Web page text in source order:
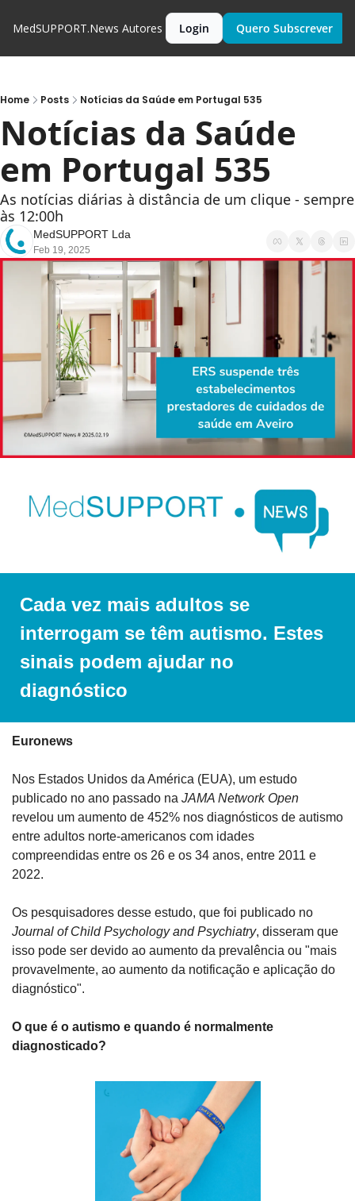
MedSUPPORT.News Autores Login Quero Subscrever
Home Posts Notícias da Saúde em Portugal 535
Notícias da Saúde
em Portugal 535
As notícias diárias à distância de um clique - sempre
às 12:00h
MedSUPPORT Lda
Feb 19, 2025
Cada vez mais adultos se
interrogam se têm autismo. Estes
sinais podem ajudar no
diagnóstico
Euronews
Nos Estados Unidos da América (EUA), um estudo
publicado no ano passado na JAMA Network Open
revelou um aumento de 452% nos diagnósticos de autismo
entre adultos norte-americanos com idades
compreendidas entre os 26 e os 34 anos, entre 2011 e
2022.
Journal of Child Psychology and Psychiatry, disseram que
isso pode ser devido ao aumento da prevalência ou "mais
provavelmente, ao aumento da notificação e aplicação do
diagnóstico".
O que é o autismo e quando é normalmente
diagnosticado?